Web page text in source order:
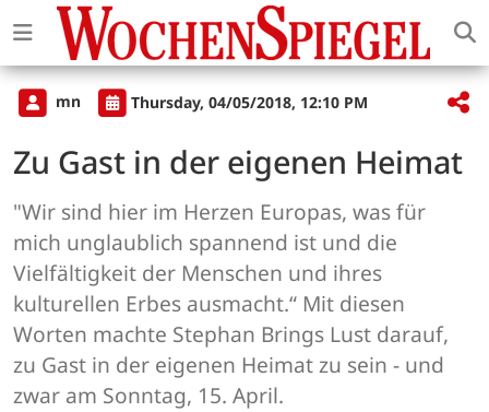
mn Thursday, 04/05/2018, 12:10 PM
Zu Gast in der eigenen Heimat
"Wir sind hier im Herzen Europas, was für
mich unglaublich spannend ist und die
Vielfältigkeit der Menschen und ihres
kulturellen Erbes ausmacht.“ Mit diesen
Worten machte Stephan Brings Lust darauf,
zu Gast in der eigenen Heimat zu sein - und
zwar am Sonntag, 15. April.